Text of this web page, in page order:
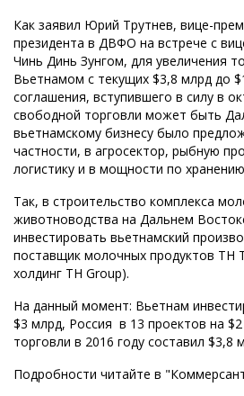
Как заявил Юрий Трутнев, вице-
президента в ДВФО на встрече с
Чинь Динь Зунгом, для увеличения
Вьетнамом с текущих $3,8 млрд до
соглашения, вступившего в силу в
свободной торговли может быть
вьетнамскому бизнесу было
частности, в агросектор, рыбную
логистику и в мощности по
Так, в строительство комплекса
животноводства на Дальнем
инвестировать вьетнамский
поставщик молочных продуктов TH
холдинг TH Group).
На данный момент: Вьетнам
$3 млрд, Россия в 13 проектов на
торговли в 2016 году составил $3,8
Подробности читайте в